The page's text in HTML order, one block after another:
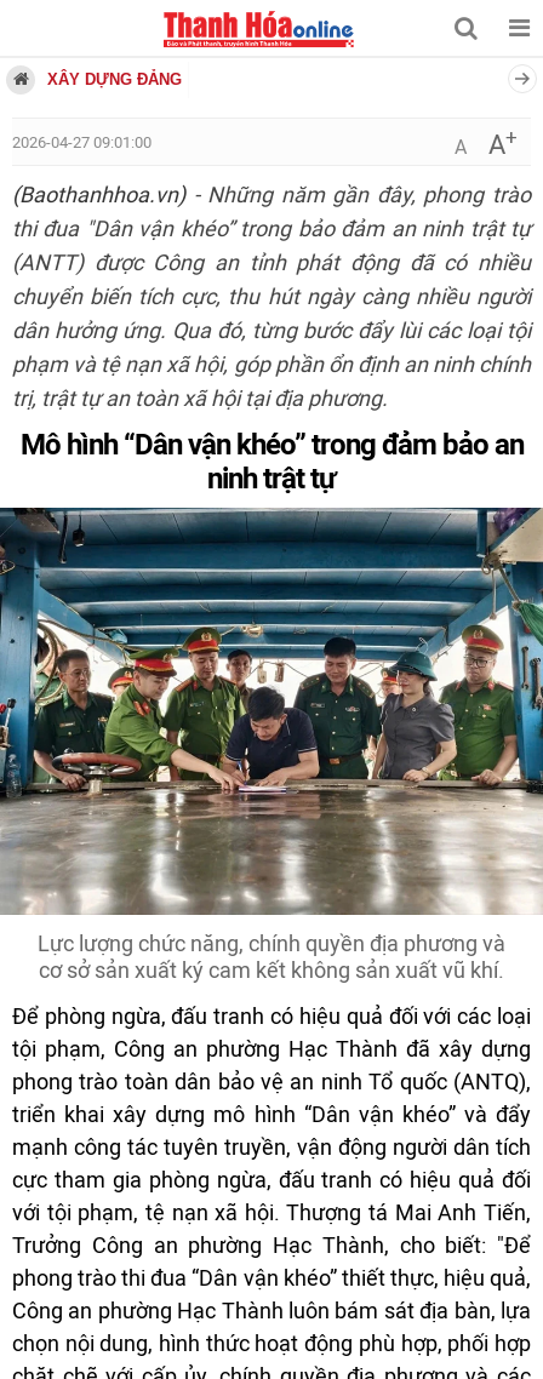
XÂY DỰNG ĐẢNG
2026-04-27 09:01:00 A A+
(Baothanhhoa.vn)- Những năm gần đây, phong trào
thi đua "Dân vận khéo” trong bảo đảm an ninh trật tự
(ANTT) được Công an tỉnh phát động đã có nhiều
chuyển biến tích cực, thu hút ngày càng nhiều người
dân hưởng ứng. Qua đó, từng bước đẩy lùi các loại tội
phạm và tệ nạn xã hội, góp phần ổn định an ninh chính
trị, trật tự an toàn xã hội tại địa phương.
Mô hình “Dân vận khéo” trong đảm bảo an
ninh trật tự
Lực lượng chức năng, chính quyền địa phương và
cơ sở sản xuất ký cam kết không sản xuất vũ khí.
Để phòng ngừa, đấu tranh có hiệu quả đối với các loại
tội phạm, Công an phường Hạc Thành đã xây dựng
phong trào toàn dân bảo vệ an ninh Tổ quốc (ANTQ),
triển khai xây dựng mô hình “Dân vận khéo” và đẩy
mạnh công tác tuyên truyền, vận động người dân tích
cực tham gia phòng ngừa, đấu tranh có hiệu quả đối
với tội phạm, tệ nạn xã hội. Thượng tá Mai Anh Tiến,
Trưởng Công an phường Hạc Thành, cho biết: "Để
phong trào thi đua “Dân vận khéo” thiết thực, hiệu quả,
Công an phường Hạc Thành luôn bám sát địa bàn, lựa
chọn nội dung, hình thức hoạt động phù hợp, phối hợp